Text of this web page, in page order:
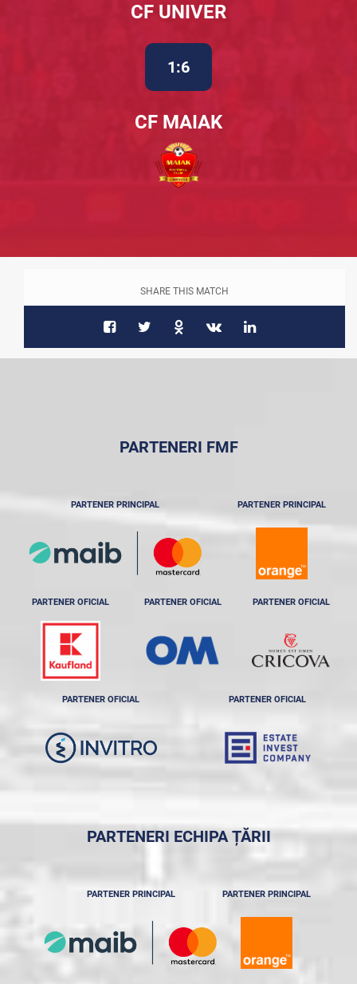
CF UNIVER
1:6
CF MAIAK
SHARE THIS MATCH
PARTENERI FMF
PARTENER PRINCIPAL PARTENER PRINCIPAL
PARTENER OFICIAL PARTENER OFICIAL PARTENER OFICIAL
PARTENER OFICIAL PARTENER OFICIAL
PARTENERI ECHIPA ȚĂRII
PARTENER PRINCIPAL PARTENER PRINCIPAL